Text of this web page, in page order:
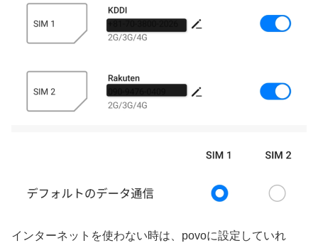
インターネットを使わない時は、povoに設定していれ